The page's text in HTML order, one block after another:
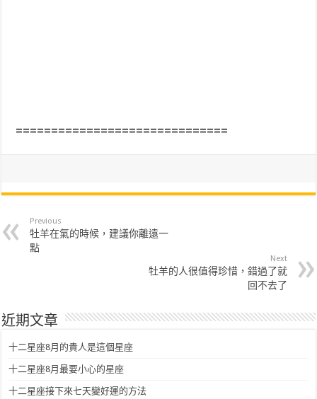
==============================
Previous
牡羊在氣的時候，建議你離遠一
點
Next
牡羊的人很值得珍惜，錯過了就
回不去了
近期文章
十二星座8月的貴人是這個星座
十二星座8月最要小心的星座
十二星座接下來七天變好運的方法